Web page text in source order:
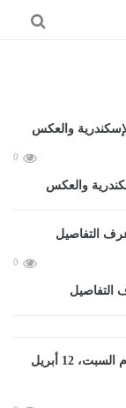
0
والعكس
0
التفاصيل